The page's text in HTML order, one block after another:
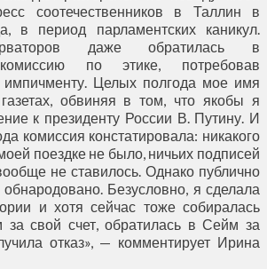
соотечественников в Таллин в
в период парламентских каникул.
даже обратилась в
по этике, потребовав
импичменту. Целых полгода мое имя
обвиняя в том, что якобы я
к президенту России В. Путину. И
комиссия констатировала: никакого
поездке не было, ничьих подписей
не ставилось. Однако публично
Безусловно, я сделала
и хотя сейчас тоже собиралась
за свой счет, обратилась в Сейм за
отказ», — комментирует Ирина